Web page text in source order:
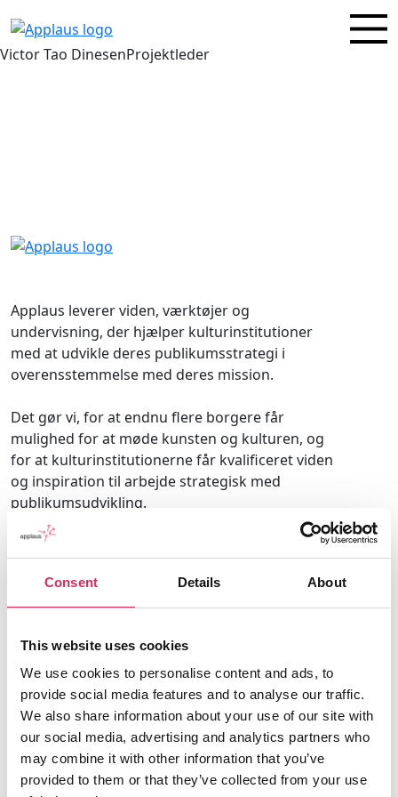
Consent Details About
This website uses cookies
We use cookies to personalise content and ads, to
provide social media features and to analyse our traffic.
We also share information about your use of our site with
our social media, advertising and analytics partners who
may combine it with other information that you’ve
provided to them or that they’ve collected from your use
Victor Tao DinesenProjektleder
Applaus leverer viden, værktøjer og
undervisning, der hjælper kulturinstitutioner
med at udvikle deres publikumsstrategi i
overensstemmelse med deres mission.
Det gør vi, for at endnu flere borgere får
mulighed for at møde kunsten og kulturen, og
for at kulturinstitutionerne får kvalificeret viden
og inspiration til arbejde strategisk med
publikumsudvikling.
Applaus er finansieret af Kulturministeriet.
Find os
Vartov
Farvergade 27, opgang D, 3. sal 1463
København
CVR: 42809780